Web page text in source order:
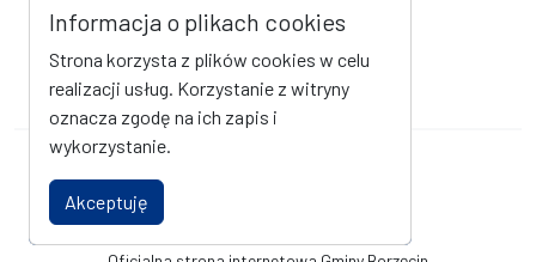
Informacja o plikach cookies
Strona korzysta z plików cookies w celu
realizacji usług. Korzystanie z witryny
oznacza zgodę na ich zapis i
wykorzystanie.
Akceptuję